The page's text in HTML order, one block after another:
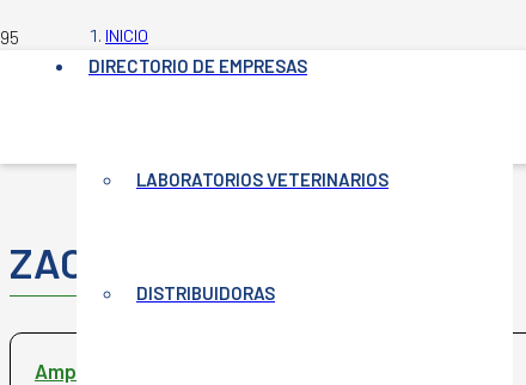
DIRECTORIO DE EMPRESAS
LABORATORIOS VETERINARIOS
DISTRIBUIDORAS
INICIO
-
ZACTRAN
Amplio espectro